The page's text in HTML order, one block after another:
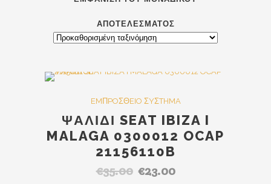
ΑΠΟΤΕΛΈΣΜΑΤΟΣ
EMΠPOΣΘEIO ΣYΣTHMA
ΨΑΛΙΔΙ SEAT IBIZA I
MALAGA 0300012 OCAP
21156110B
€35.00 Original
€23.00Η